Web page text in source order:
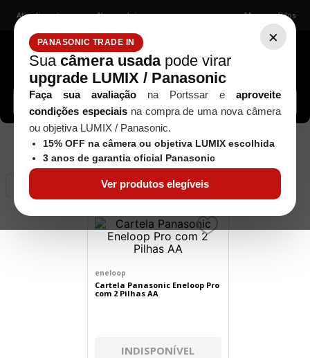
×
PANASONIC TRADE IN
Sua câmera usadapode virar
upgrade LUMIX / Panasonic
Faça sua avaliação na Portssar e aproveite
condições especiaisna compra de uma nova câmera
ou objetiva LUMIX / Panasonic.
15% OFF na câmera ou objetiva LUMIX escolhida
3 anos de garantia oficial Panasonic
Ver produtos elegíveis
Atendimento Nossas lojas Meus pedidos
Buscar câmeras, lentes, acessórios...
eneloop
Cartela Panasonic Eneloop Pro
com 2 Pilhas AA
INDISPONÍVEL